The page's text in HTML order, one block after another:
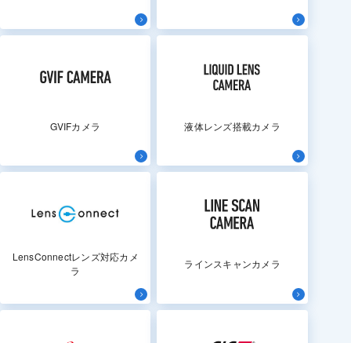
GVIFカメラ 液体レンズ搭載カメラ
LensConnectレンズ対応カメ
ラ
ラインスキャンカメラ